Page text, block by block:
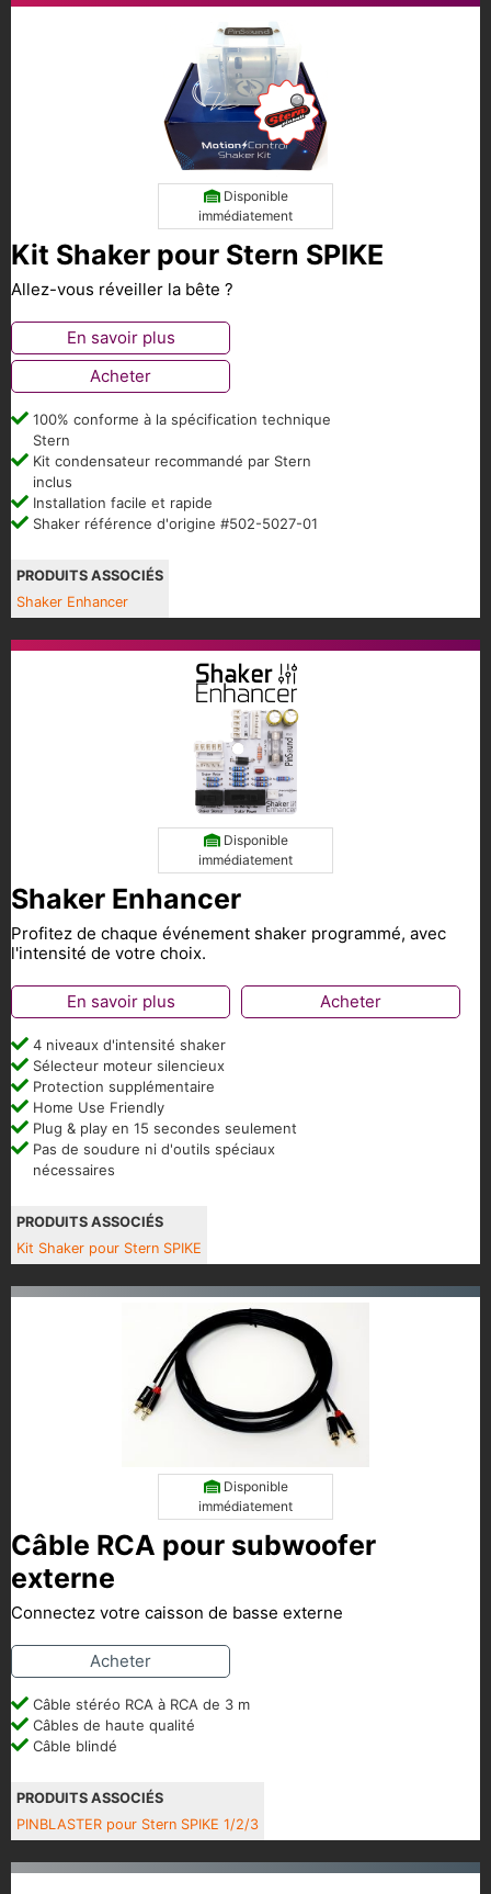
Disponible
immédiatement
Kit Shaker pour Stern SPIKE
Allez-vous réveiller la bête ?
En savoir plus
Acheter
100% conforme à la spécification technique
Stern
Kit condensateur recommandé par Stern
inclus
Installation facile et rapide
Shaker référence d'origine #502-5027-01
PRODUITS ASSOCIÉS
Shaker Enhancer
Disponible
immédiatement
Shaker Enhancer
Profitez de chaque événement shaker programmé, avec
l'intensité de votre choix.
En savoir plus Acheter
4 niveaux d'intensité shaker
Sélecteur moteur silencieux
Protection supplémentaire
Home Use Friendly
Plug & play en 15 secondes seulement
Pas de soudure ni d'outils spéciaux
nécessaires
PRODUITS ASSOCIÉS
Kit Shaker pour Stern SPIKE
Disponible
immédiatement
Câble RCA pour subwoofer
externe
Connectez votre caisson de basse externe
Acheter
Câble stéréo RCA à RCA de 3 m
Câbles de haute qualité
Câble blindé
PRODUITS ASSOCIÉS
PINBLASTER pour Stern SPIKE 1/2/3